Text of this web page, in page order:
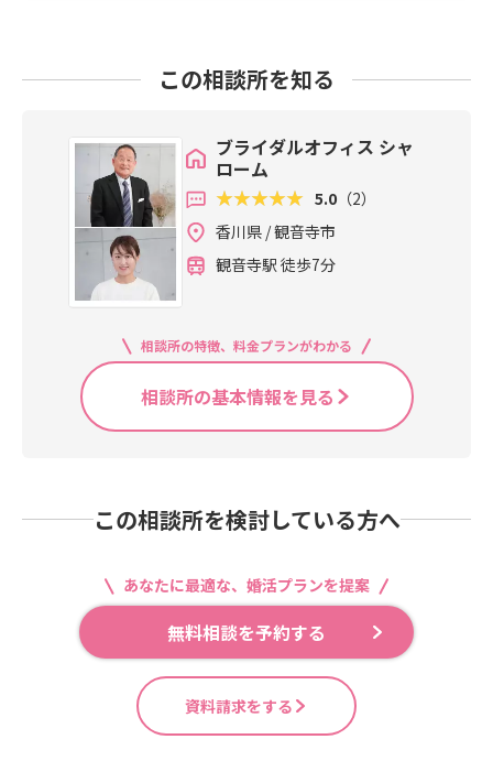
この相談所を知る
ブライダルオフィス シャ
ローム
5.0 （2）
香川県 / 観音寺市
観音寺駅 徒歩7分
相談所の特徴、料金プランがわかる
相談所の基本情報を見る
この相談所を検討している方へ
あなたに最適な、婚活プランを提案
無料相談を予約する
資料請求をする